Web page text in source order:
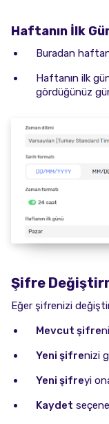
Haftanın İlk
Buradan
Haftanın ilk
gördüğünüz
Şifre
Eğer şifrenizi
Mevcut şifre
Yeni şifrenizi
Yeni şifreyi
Kaydet